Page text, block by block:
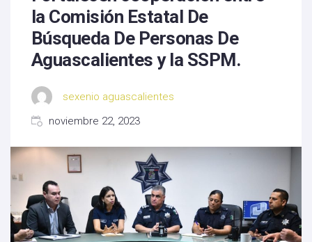
la Comisión Estatal De
Búsqueda De Personas De
Aguascalientes y la SSPM.
sexenio aguascalientes
noviembre 22, 2023